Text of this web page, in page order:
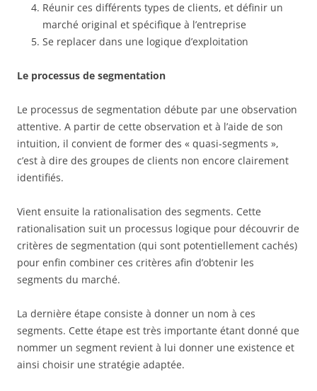
Réunir ces différents types de clients, et définir un
marché original et spécifique à l’entreprise
Se replacer dans une logique d’exploitation
Le processus de segmentation
Le processus de segmentation débute par une observation
attentive. A partir de cette observation et à l’aide de son
intuition, il convient de former des « quasi-segments »,
c’est à dire des groupes de clients non encore clairement
identifiés.
Vient ensuite la rationalisation des segments. Cette
rationalisation suit un processus logique pour découvrir de
critères de segmentation (qui sont potentiellement cachés)
pour enfin combiner ces critères afin d’obtenir les
segments du marché.
La dernière étape consiste à donner un nom à ces
segments. Cette étape est très importante étant donné que
nommer un segment revient à lui donner une existence et
ainsi choisir une stratégie adaptée.